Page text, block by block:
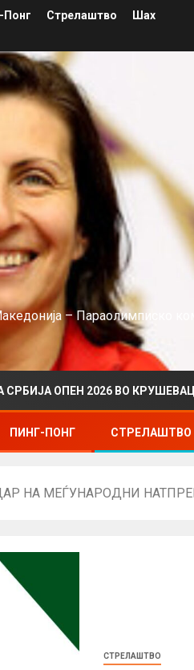
Понг Стрелаштво
Шах
– Параолимписко
2026 ВО КРУШЕВАЦ
ПИНГ-ПОНГ СТРЕЛАШТВО
НА МЕЃУНАРОДНИ
СТРЕЛАШТВО